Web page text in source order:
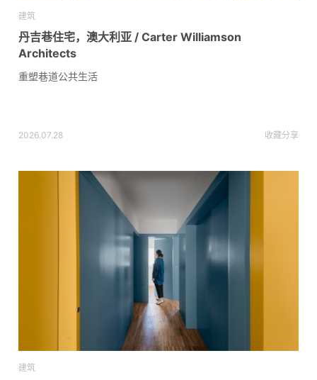
建筑
丹吉巷住宅，澳大利亚 / Carter Williamson
Architects
重塑巷道公共生活
2026.07.28 收藏分享
建筑